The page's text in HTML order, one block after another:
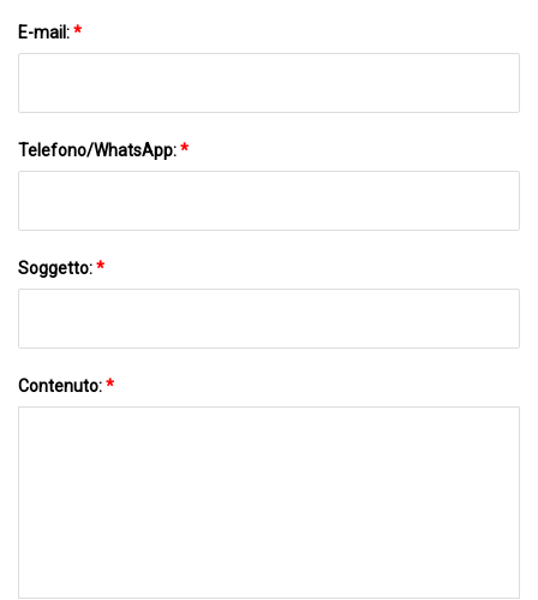
E-mail:*
Telefono/WhatsApp:*
Soggetto:*
Contenuto:*